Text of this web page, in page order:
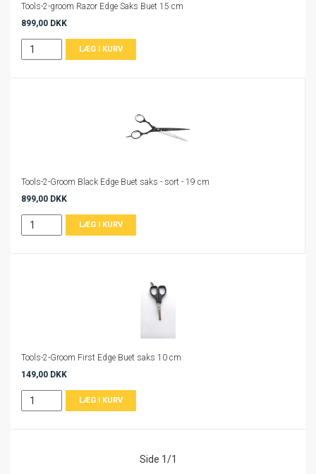
Tools-2-groom Razor Edge Saks Buet 15 cm
899,00 DKK
Tools-2-Groom Black Edge Buet saks - sort - 19 cm
899,00 DKK
Tools-2-Groom First Edge Buet saks 10 cm
149,00 DKK
Side 1/1